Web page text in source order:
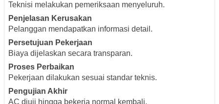
Teknisi melakukan pemeriksaan menyeluruh.
Penjelasan Kerusakan
Pelanggan mendapatkan informasi detail.
Persetujuan Pekerjaan
Biaya dijelaskan secara transparan.
Proses Perbaikan
Pekerjaan dilakukan sesuai standar teknis.
Pengujian Akhir
AC diuji hingga bekerja normal kembali.